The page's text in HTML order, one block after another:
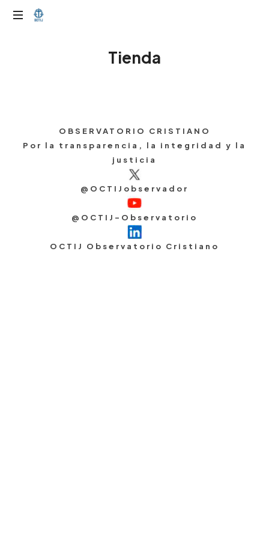
OTIJobservador
Tienda
OBSERVATORIO CRISTIANO
Por la transparencia, la integridad y la
justicia
@OCTIJobservador
@OCTIJ-Observatorio
OCTIJ Observatorio Cristiano